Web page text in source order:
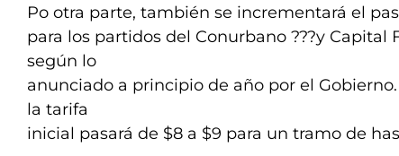
Po otra parte, también se incrementará el
para los partidos del Conurbano ???y Capital
según lo
anunciado a principio de año por el Gobierno.
la tarifa
inicial pasará de $8 a $9 para un tramo de